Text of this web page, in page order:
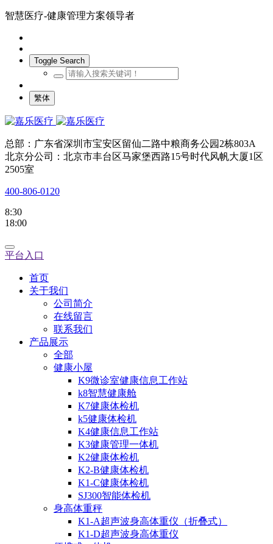
智慧医疗-健康管理方案领导者
Toggle Search
繁体
总部：广东省深圳市宝安区留仙二路中粮商务公园2栋803A
北京分公司：北京市丰台区马家堡西路15号时代风帆大厦1区
2505室
400-806-0120
8:30
18:00
平台入口
首页
关于我们
公司简介
在线留言
联系我们
产品展示
全部
健康小屋
K9微诊室健康信息工作站
k8智慧健康舱
K7健康体检机
k5健康体检机
K4健康信息工作站
K3健康管理一体机
K2健康体检机
K2-B健康体检机
K1-C健康体检机
SJ300智能体检机
身高体重秤
K1-A超声波身高体重仪（折叠式）
K1-D超声波身高体重仪